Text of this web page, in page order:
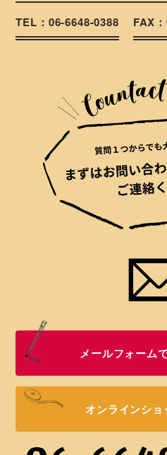
TEL：06-6648-0388 FAX
メールフォーム
オンラインショ